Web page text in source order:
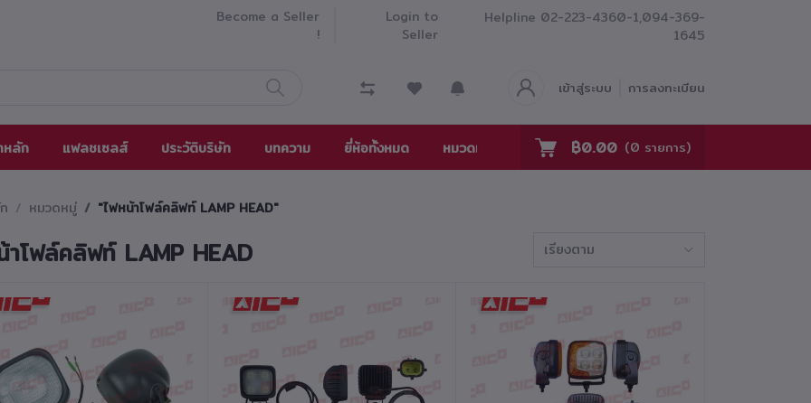
Become a Seller
!
Login to
Seller
Helpline 02-223-4360-1,094-369-
1645
เข้าสู่ระบบ การลงทะเบียน
หลัก แฟลชเซลส์ ประวัติบริษัท บทความ ยี่ห้อทั้งหมด หมวดหมู่ ร่วมงานกับเรา ติดต่อเรา
฿0.00 (0 รายการ)
หมวดหมู่ "ไฟหน้าโฟล์คลิฟท์ LAMP HEAD"
าโฟล์คลิฟท์ LAMP HEAD เรียงตาม